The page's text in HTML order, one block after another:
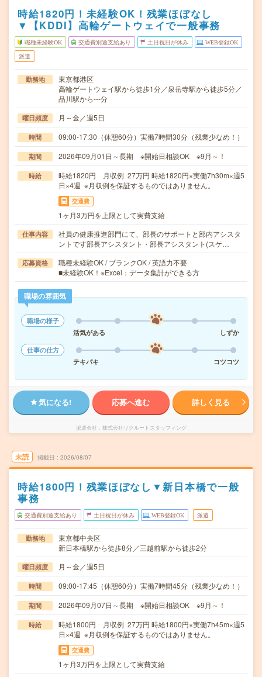
時給1820円！未経験OK！残業ほぼなし
▼【KDDI】高輪ゲートウェイで一般事務
職種未経験OK 交通費別途支給あり 土日祝日が休み WEB登録OK
派遣
勤務地
東京都港区
高輪ゲートウェイ駅から徒歩1分／泉岳寺駅から徒歩5分／
品川駅から---分
曜日頻度 月～金／週5日
時間 09:00-17:30（休憩60分）実働7時間30分（残業少なめ！）
期間 2026年09月01日～長期 ※開始日相談OK ※9月～！
時給
時給1820円 月収例 27万円 時給1820円×実働7h30m×週5
日×4週 ※月収例を保証するものではありません。
交通費
1ヶ月3万円を上限として実費支給
仕事内容
社員の健康推進部門にて、部長のサポートと部内アシスタ
ントです部長アシスタント・部長アシスタント(スケ…
応募資格
職種未経験OK / ブランクOK / 英語力不要
■未経験OK！※Excel：データ集計ができる方
職場の雰囲気
職場の様子
活気がある
しずか
仕事の仕方
テキパキ
コツコツ
気になる! 応募へ進む 詳しく見る
派遣会社 株式会社リクルートスタッフィング
未読 掲載日 2026/08/07
時給1800円！残業ほぼなし▼新日本橋で一般
事務
交通費別途支給あり 土日祝日が休み WEB登録OK 派遣
勤務地
東京都中央区
新日本橋駅から徒歩8分／三越前駅から徒歩2分
曜日頻度 月～金／週5日
時間 09:00-17:45（休憩60分）実働7時間45分（残業少なめ！）
期間 2026年09月07日～長期 ※開始日相談OK ※9月～！
時給
時給1800円 月収例 27万円 時給1800円×実働7h45m×週5
日×4週 ※月収例を保証するものではありません。
交通費
1ヶ月3万円を上限として実費支給